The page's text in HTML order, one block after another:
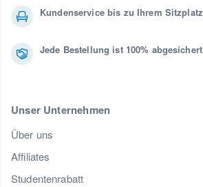
Kundenservice bis zu Ihrem Sitzplatz
Jede Bestellung ist 100% abgesichert
Unser Unternehmen
Über uns
Affiliates
Studentenrabatt